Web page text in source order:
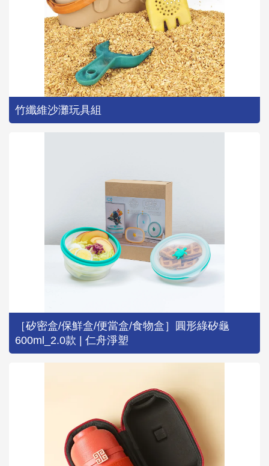
竹纖維沙灘玩具組
［矽密盒/保鮮盒/便當盒/食物盒］圓形綠矽龜
600ml_2.0款 | 仁舟淨塑